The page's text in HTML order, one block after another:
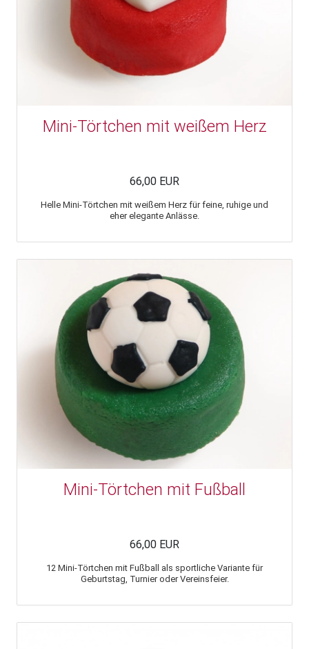
Mini-Törtchen mit weißem Herz
66,00 EUR
Helle Mini-Törtchen mit weißem Herz für feine, ruhige und
eher elegante Anlässe.
Mini-Törtchen mit Fußball
66,00 EUR
12 Mini-Törtchen mit Fußball als sportliche Variante für
Geburtstag, Turnier oder Vereinsfeier.